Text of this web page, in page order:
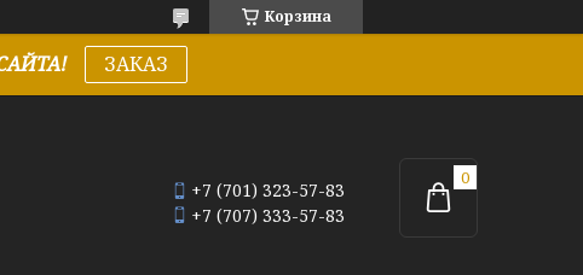
Корзина
ЗАКАЗ
+7 (701) 323-57-83
+7 (707) 333-57-83